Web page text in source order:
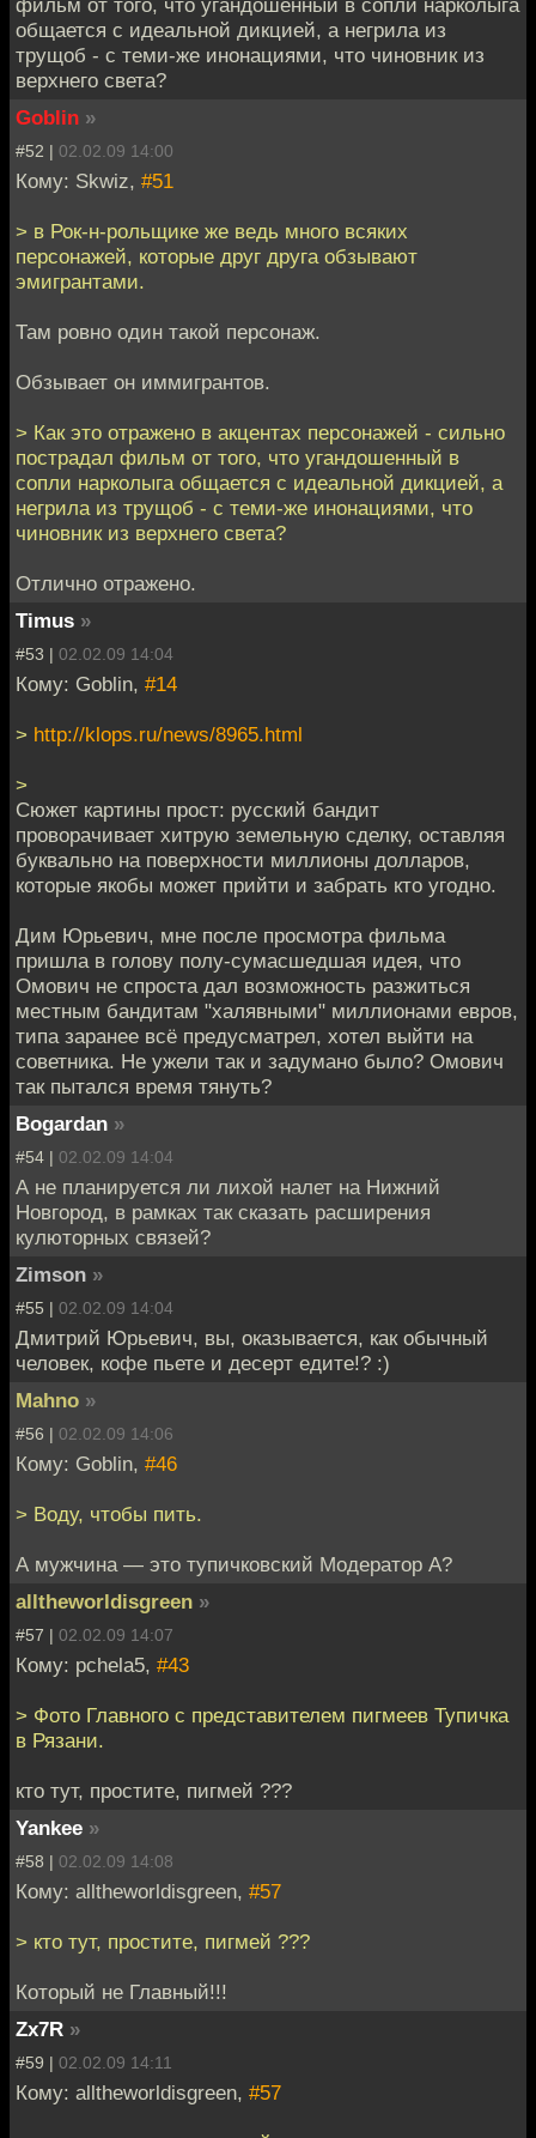
общается с идеальной дикцией, а негрила из
трущоб - с теми-же инонациями, что чиновник из
верхнего света?
Goblin »
#52 | 02.02.09 14:00
Кому: Skwiz, #51
> в Рок-н-рольщике же ведь много всяких
персонажей, которые друг друга обзывают
эмигрантами.
Там ровно один такой персонаж.
Обзывает он иммигрантов.
> Как это отражено в акцентах персонажей - сильно
пострадал фильм от того, что угандошенный в
сопли нарколыга общается с идеальной дикцией, а
негрила из трущоб - с теми-же инонациями, что
чиновник из верхнего света?
Отлично отражено.
Timus »
#53 | 02.02.09 14:04
Кому: Goblin, #14
> http://klops.ru/news/8965.html
>
Сюжет картины прост: русский бандит
проворачивает хитрую земельную сделку, оставляя
буквально на поверхности миллионы долларов,
которые якобы может прийти и забрать кто угодно.
Дим Юрьевич, мне после просмотра фильма
пришла в голову полу-сумасшедшая идея, что
Омович не спроста дал возможность разжиться
местным бандитам "халявными" миллионами евров,
типа заранее всё предусматрел, хотел выйти на
советника. Не ужели так и задумано было? Омович
так пытался время тянуть?
Bogardan »
#54 | 02.02.09 14:04
А не планируется ли лихой налет на Нижний
Новгород, в рамках так сказать расширения
кулюторных связей?
Zimson »
#55 | 02.02.09 14:04
Дмитрий Юрьевич, вы, оказывается, как обычный
человек, кофе пьете и десерт едите!? :)
Mahno »
#56 | 02.02.09 14:06
Кому: Goblin, #46
> Воду, чтобы пить.
А мужчина — это тупичковский Модератор А?
alltheworldisgreen »
#57 | 02.02.09 14:07
Кому: pchela5, #43
> Фото Главного с представителем пигмеев Тупичка
в Рязани.
кто тут, простите, пигмей ???
Yankee »
#58 | 02.02.09 14:08
Кому: alltheworldisgreen, #57
> кто тут, простите, пигмей ???
Который не Главный!!!
Zx7R »
#59 | 02.02.09 14:11
Кому: alltheworldisgreen, #57